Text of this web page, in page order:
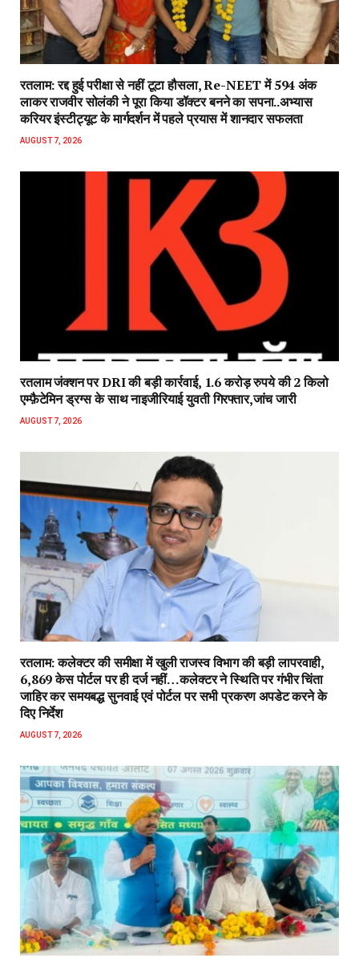
रतलाम: रद्द हुई परीक्षा से नहीं टूटा हौसला, Re-NEET में 594 अंक
लाकर राजवीर सोलंकी ने पूरा किया डॉक्टर बनने का सपना..अभ्यास
करियर इंस्टीट्यूट के मार्गदर्शन में पहले प्रयास में शानदार सफलता
AUGUST 7, 2026
रतलाम जंक्शन पर DRI की बड़ी कार्रवाई, 1.6 करोड़ रुपये की 2 किलो
एम्फ़ैटेमिन ड्रग्स के साथ नाइजीरियाई युवती गिरफ्तार,जांच जारी
AUGUST 7, 2026
रतलाम: कलेक्टर की समीक्षा में खुली राजस्व विभाग की बड़ी लापरवाही,
6,869 केस पोर्टल पर ही दर्ज नहीं…कलेक्टर ने स्थिति पर गंभीर चिंता
जाहिर कर समयबद्ध सुनवाई एवं पोर्टल पर सभी प्रकरण अपडेट करने के
दिए निर्देश
AUGUST 7, 2026